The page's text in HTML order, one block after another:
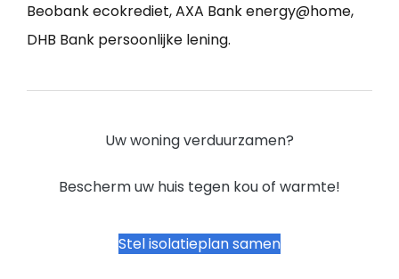
Beobank ecokrediet, AXA Bank energy@home,
DHB Bank persoonlijke lening.
Uw woning verduurzamen?
Bescherm uw huis tegen kou of warmte!
Stel isolatieplan samen